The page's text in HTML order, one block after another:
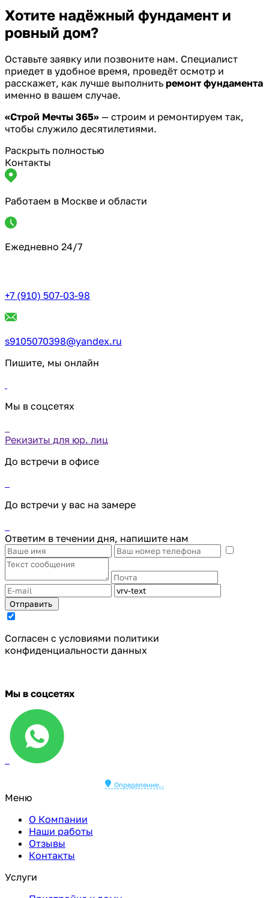
Хотите надёжный фундамент и
ровный дом?
Оставьте заявку или позвоните нам. Специалист
приедет в удобное время, проведёт осмотр и
расскажет, как лучше выполнить ремонт фундамента
именно в вашем случае.
«Строй Мечты 365» — строим и ремонтируем так,
чтобы служило десятилетиями.
Раскрыть полностью
Контакты
Работаем в Москве и области
Ежедневно 24/7
+7 (910) 507-03-98
s9105070398@yandex.ru
Пишите, мы онлайн
Мы в соцсетях
Рекизиты для юр. лиц
До встречи в офисе
До встречи у вас на замере
Ответим в течении дня, напишите нам
Отправить
Cогласен с условиями политики
конфиденциальности данных
Мы в соцсетях
Определение...
Меню
О Компании
Наши работы
Отзывы
Контакты
Услуги